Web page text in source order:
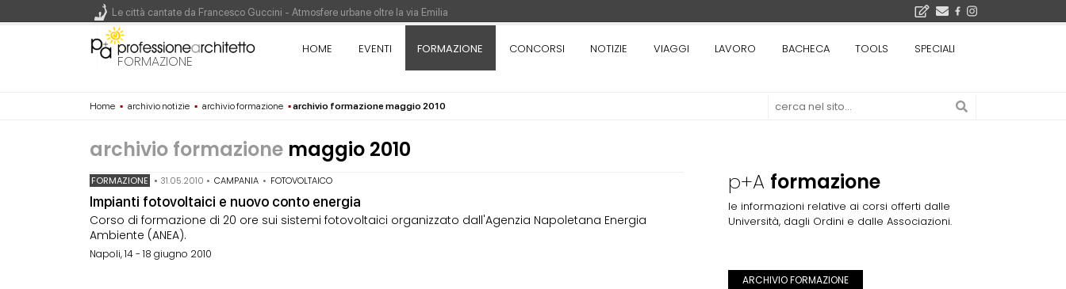
FORMAZIONE
HOME EVENTI FORMAZIONE CONCORSI NOTIZIE VIAGGI LAVORO BACHECA TOOLS SPECIALI
Home ▪ archivio notizie ▪ archivio formazione ▪archivio formazione maggio 2010
archivio formazione maggio 2010
FORMAZIONE • 31.05.2010 • CAMPANIA • FOTOVOLTAICO
Impianti fotovoltaici e nuovo conto energia
Corso di formazione di 20 ore sui sistemi fotovoltaici organizzato dall'Agenzia Napoletana Energia
Ambiente (ANEA).
Napoli, 14 - 18 giugno 2010
p+A formazione
le informazioni relative ai corsi offerti dalle
Università, dagli Ordini e dalle Associazioni.
ARCHIVIO FORMAZIONE
Le città cantate da Francesco Guccini - Atmosfere urbane oltre la via Emilia
Renzo Piano World Tour 2026, ottava edizione in partenza. Rotta verso Ovest - Europa, Stati Uniti e Canada | 22 agosto > 30 settembre 2026